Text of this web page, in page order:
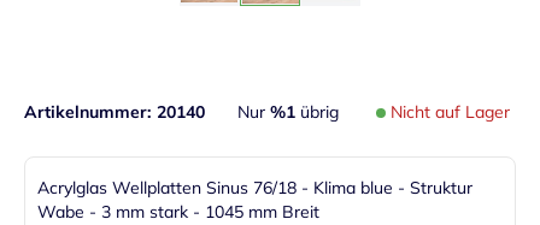
Nicht auf Lager
Nur %1übrig
Artikelnummer 20140
Acrylglas Wellplatten Sinus 76/18 - Klima blue - Struktur
Wabe - 3 mm stark - 1045 mm Breit